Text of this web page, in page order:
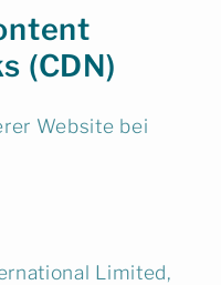
(CDN)
Website bei
Limited,